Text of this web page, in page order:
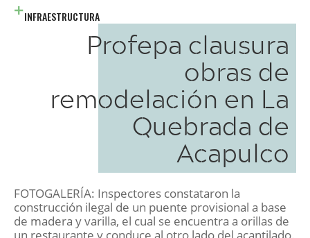
INFRAESTRUCTURA
Profepa clausura
obras de
remodelación en La
Quebrada de
Acapulco
FOTOGALERÍA: Inspectores constataron la
construcción ilegal de un puente provisional a base
de madera y varilla, el cual se encuentra a orillas de